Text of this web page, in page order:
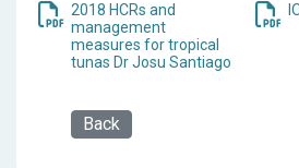
2018 HCRs and
management
measures for tropical
tunas Dr Josu Santiago
Back